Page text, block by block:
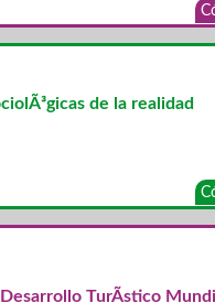
de la realidad
TurÃ­stico